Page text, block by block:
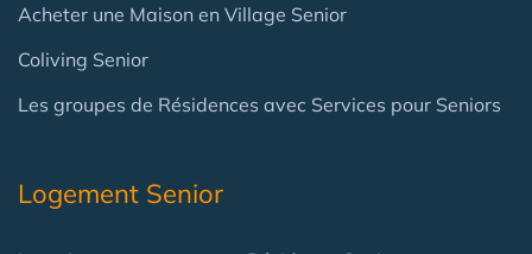
Acheter une Maison en Village Senior
Coliving Senior
Les groupes de Résidences avec Services pour Seniors
Logement Senior